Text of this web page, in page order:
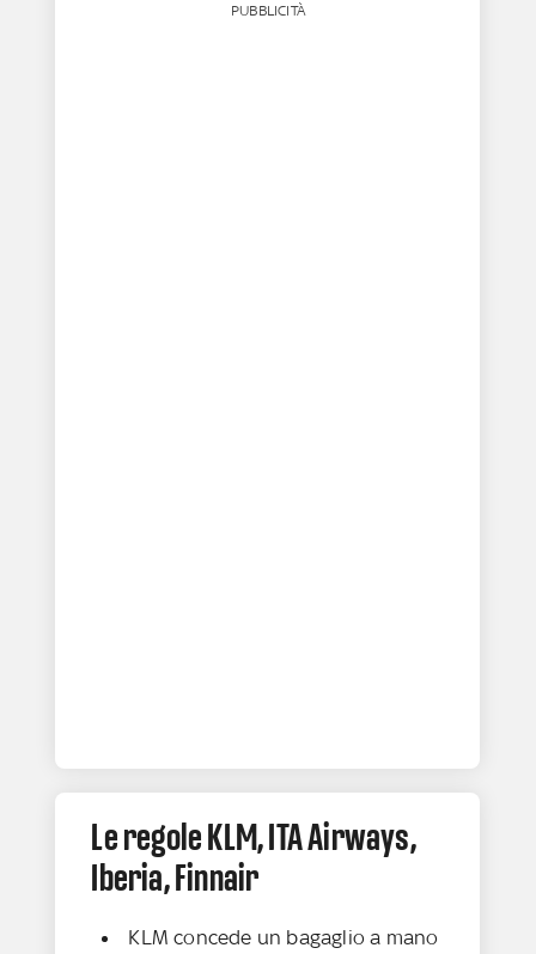
PUBBLICITÀ
Le regole KLM, ITA Airways,
Iberia, Finnair
KLM concede un bagaglio a mano